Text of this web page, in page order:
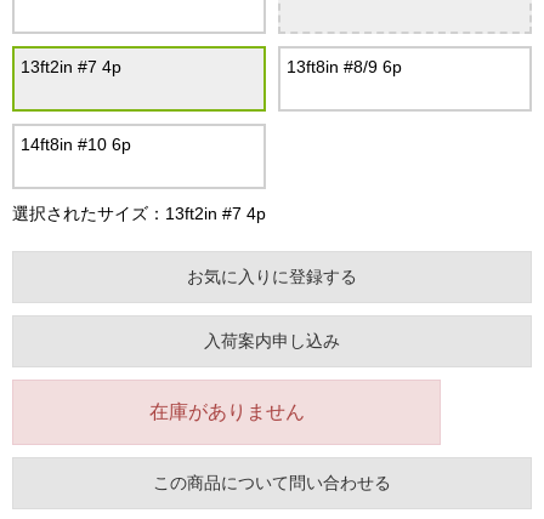
13ft2in #7 4p 13ft8in #8/9 6p
14ft8in #10 6p
選択されたサイズ：13ft2in #7 4p
お気に入りに登録する
入荷案内申し込み
在庫がありません
この商品について問い合わせる